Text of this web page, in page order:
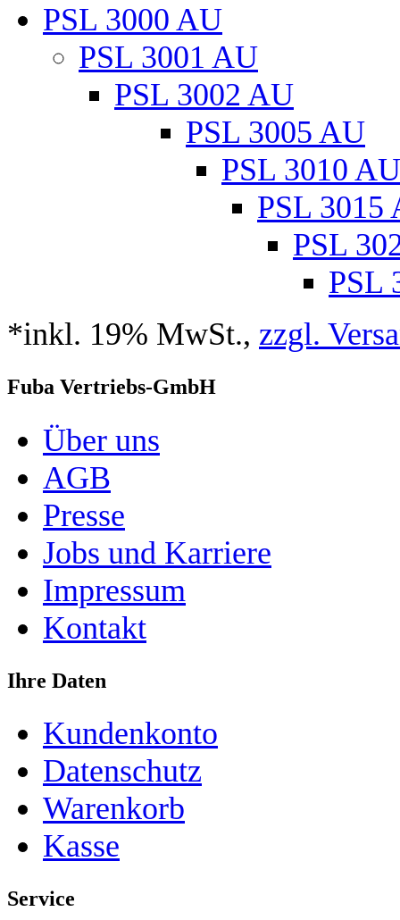
PSL 3000 AU
PSL 3001 AU
PSL 3002 AU
PSL 3005 AU
PSL 3010 AU
PSL 3015
PSL
PSL
*inkl. 19% MwSt., zzgl.
Fuba Vertriebs-GmbH
Über uns
AGB
Presse
Jobs und Karriere
Impressum
Kontakt
Ihre Daten
Kundenkonto
Datenschutz
Warenkorb
Kasse
Service